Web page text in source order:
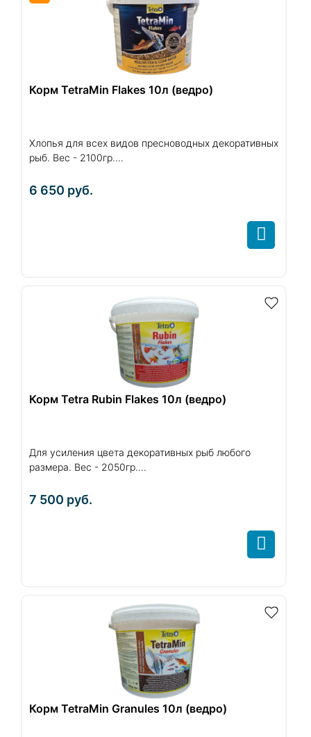
Корм TetraMin Flakes 10л (ведро)
Хлопья для всех видов пресноводных декоративных
рыб. Вес - 2100гр....
6 650 руб.
Корм Tetra Rubin Flakes 10л (ведро)
Для усиления цвета декоративных рыб любого
размера. Вес - 2050гр....
7 500 руб.
Корм TetraMin Granules 10л (ведро)